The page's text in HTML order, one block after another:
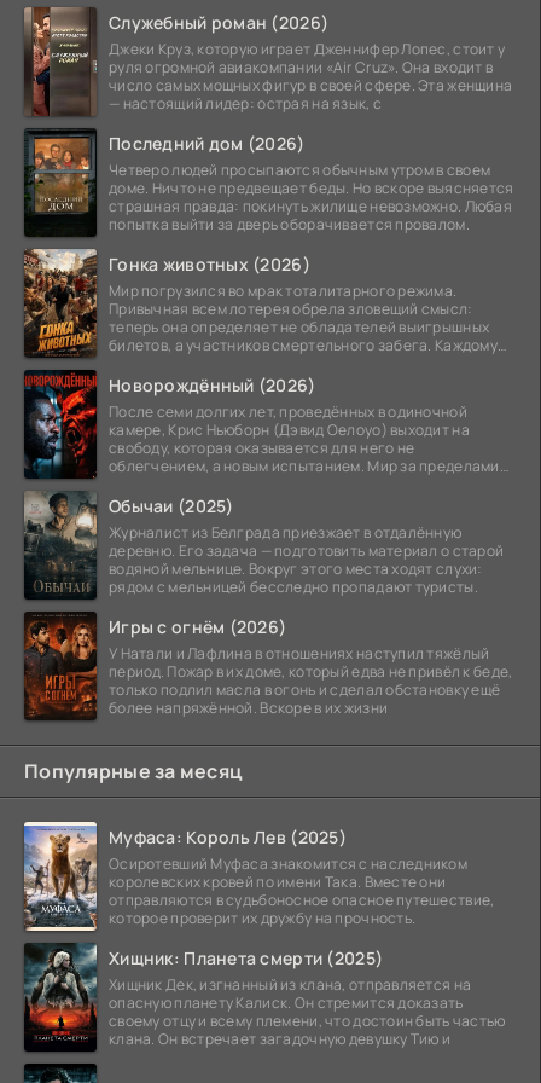
Служебный роман (2026)
Джеки Круз, которую играет Дженнифер Лопес, стоит у
руля огромной авиакомпании «Air Cruz». Она входит в
число самых мощных фигур в своей сфере. Эта женщина
— настоящий лидер: острая на язык, с
Последний дом (2026)
Четверо людей просыпаются обычным утром в своем
доме. Ничто не предвещает беды. Но вскоре выясняется
страшная правда: покинуть жилище невозможно. Любая
попытка выйти за дверь оборачивается провалом.
Гонка животных (2026)
Мир погрузился во мрак тоталитарного режима.
Привычная всем лотерея обрела зловещий смысл:
теперь она определяет не обладателей выигрышных
билетов, а участников смертельного забега. Каждому
Новорождённый (2026)
После семи долгих лет, проведённых в одиночной
камере, Крис Ньюборн (Дэвид Оелоуо) выходит на
свободу, которая оказывается для него не
облегчением, а новым испытанием. Мир за пределами
Обычаи (2025)
Журналист из Белграда приезжает в отдалённую
деревню. Его задача — подготовить материал о старой
водяной мельнице. Вокруг этого места ходят слухи:
рядом с мельницей бесследно пропадают туристы.
Игры с огнём (2026)
У Натали и Лафлина в отношениях наступил тяжёлый
период. Пожар в их доме, который едва не привёл к беде,
только подлил масла в огонь и сделал обстановку ещё
более напряжённой. Вскоре в их жизни
Популярные за месяц
Муфаса: Король Лев (2025)
Осиротевший Муфаса знакомится с наследником
королевских кровей по имени Така. Вместе они
отправляются в судьбоносное опасное путешествие,
которое проверит их дружбу на прочность.
Хищник: Планета смерти (2025)
Хищник Дек, изгнанный из клана, отправляется на
опасную планету Калиск. Он стремится доказать
своему отцу и всему племени, что достоин быть частью
клана. Он встречает загадочную девушку Тию и